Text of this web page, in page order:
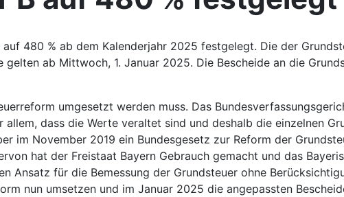
480 % ab dem Kalenderjahr 2025 festgelegt. Die der
ab Mittwoch, 1. Januar 2025. Die Bescheide an die
umgesetzt werden muss. Das
dass die Werte veraltet sind und deshalb die einzelnen
im November 2019 ein Bundesgesetz zur Reform der
hat der Freistaat Bayern Gebrauch gemacht und das
Ansatz für die Bemessung der Grundsteuer ohne
nun umsetzen und im Januar 2025 die angepassten